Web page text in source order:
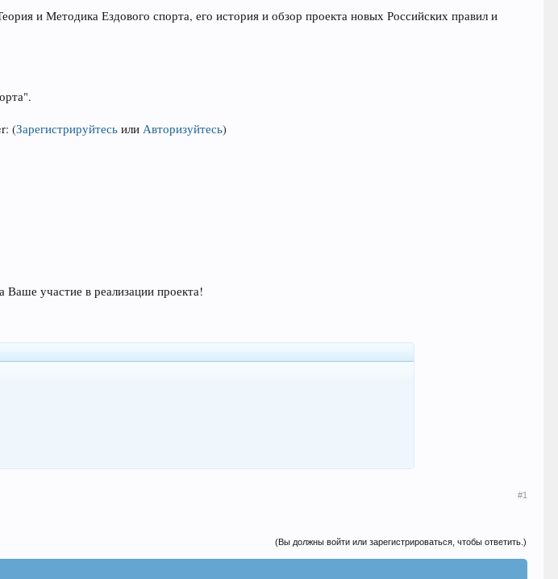
и Методика Ездового спорта, его история и обзор проекта новых Российских правил и
(Зарегистрируйтесь илиАвторизуйтесь)
участие в реализации проекта!
#1
(Вы должны войти или зарегистрироваться, чтобы ответить.)